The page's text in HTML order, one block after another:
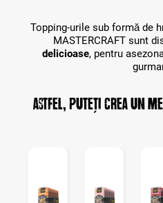
Topping-urile sub formă de
MASTERCRAFT sunt
delicioase, pentru
Astfel, puteți crea un